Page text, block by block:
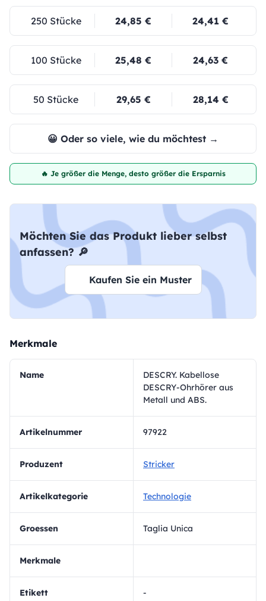
250 Stücke 24,85 € 24,41 €
100 Stücke 25,48 € 24,63 €
50 Stücke 29,65 € 28,14 €
😀 Oder so viele, wie du möchtest →
🔥 Je größer die Menge, desto größer die Ersparnis
Möchten Sie das Produkt lieber selbst
anfassen? 🔎
Kaufen Sie ein Muster
Merkmale
Name
DESCRY. Kabellose
DESCRY-Ohrhörer aus
Metall und ABS.
Artikelnummer 97922
Produzent Stricker
Artikelkategorie Technologie
Groessen Taglia Unica
Merkmale
Etikett -